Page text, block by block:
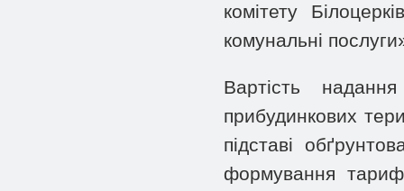
комітету
комунальні
Вартість
прибудинкових
підставі
формування